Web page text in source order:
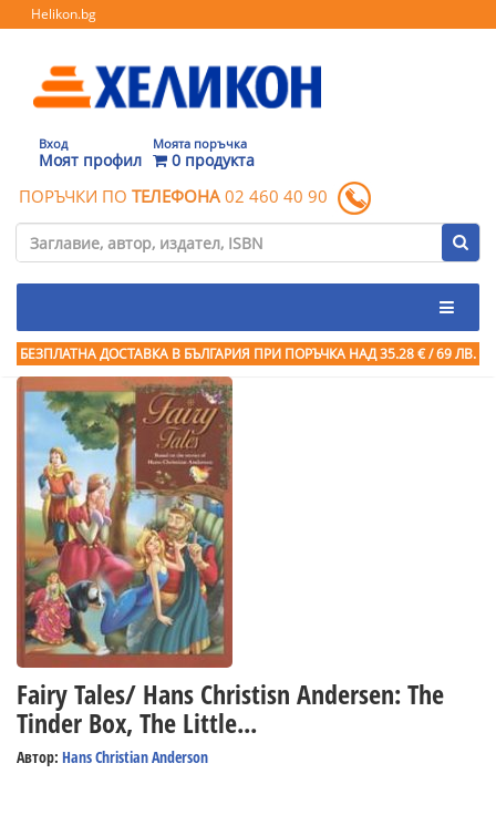
Helikon.bg
Вход
Моят профил
Моята поръчка
0 продукта
ПОРЪЧКИ ПО ТЕЛЕФОНА 02 460 40 90
БЕЗПЛАТНА ДОСТАВКА В БЪЛГАРИЯ ПРИ ПОРЪЧКА НАД 35.28 € / 69 ЛВ.
Fairy Tales/ Hans Christisn Andersen: The
Tinder Box, The Little...
Автор: Hans Christian Anderson